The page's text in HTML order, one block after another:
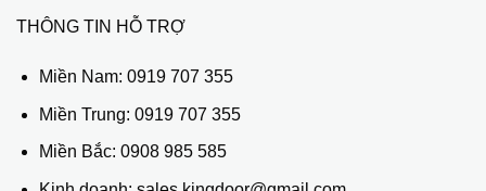
THÔNG TIN HỖ TRỢ
Miền Nam: 0919 707 355
Miền Trung: 0919 707 355
Miền Bắc: 0908 985 585